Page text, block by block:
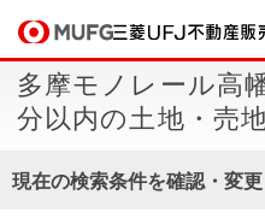
買いたい
売りたい
多摩モノレール高
分以内の土地・売
現在の検索条件を確認・変更